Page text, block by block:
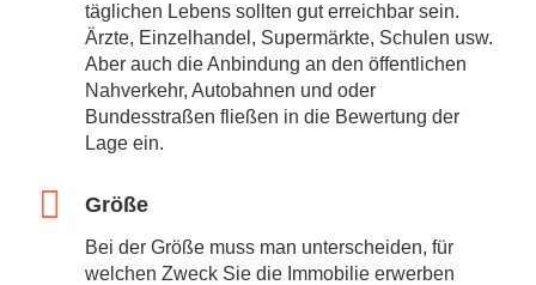
täglichen Lebens sollten gut erreichbar sein.
Ärzte, Einzelhandel, Supermärkte, Schulen usw.
Aber auch die Anbindung an den öffentlichen
Nahverkehr, Autobahnen und oder
Bundesstraßen fließen in die Bewertung der
Lage ein.
Größe
Bei der Größe muss man unterscheiden, für
welchen Zweck Sie die Immobilie erwerben